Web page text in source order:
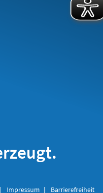
Impressum Barrierefreiheit